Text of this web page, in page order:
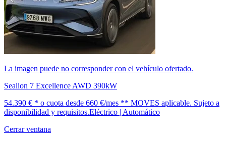
La imagen puede no corresponder con el vehículo ofertado.
Sealion 7 Excellence AWD 390kW
54.390 € * o cuota desde 660 €/mes ** MOVES aplicable. Sujeto a
disponibilidad y requisitos.Eléctrico | Automático
Cerrar ventana